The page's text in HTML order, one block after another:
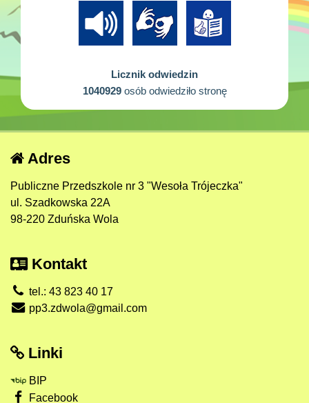
Licznik odwiedzin
1040929osób odwiedziło stronę
Adres
Publiczne Przedszkole nr 3 "Wesoła Trójeczka"
ul. Szadkowska 22A
98-220 Zduńska Wola
Kontakt
tel.: 43 823 40 17
pp3.zdwola@gmail.com
Linki
BIP
Facebook